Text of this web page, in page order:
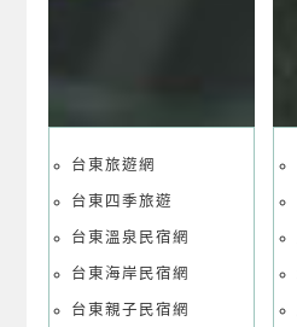
台東旅遊網
台東四季旅遊
台東溫泉民宿網
台東海岸民宿網
台東親子民宿網